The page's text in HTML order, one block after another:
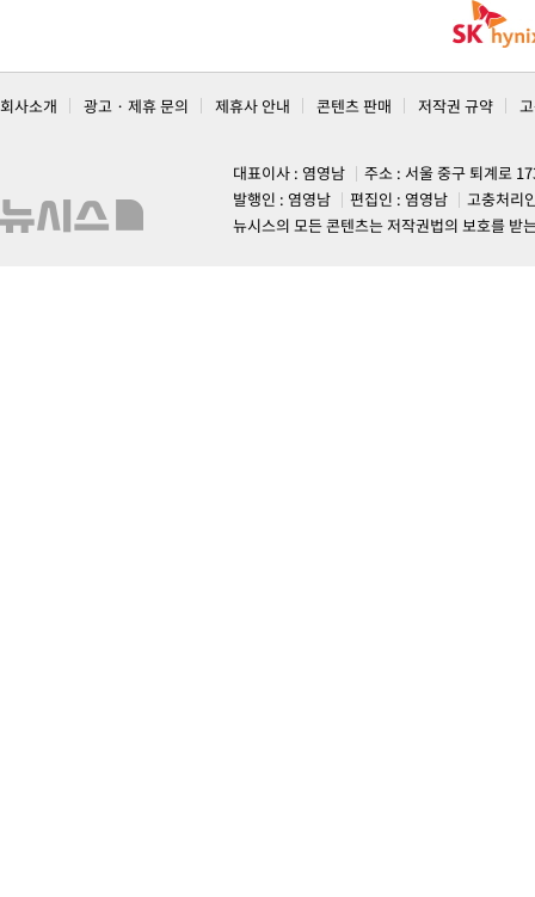
회사소개 광고 · 제휴 문의 제휴사 안내 콘텐츠 판매 저작권 규약
대표이사 : 염영남
주소 : 서울 중구 퇴계로
발행인 : 염영남
편집인 : 염영남
고충처리
뉴시스의 모든 콘텐츠는 저작권법의 보호를